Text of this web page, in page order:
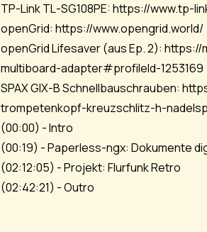
TP-Link TL-SG108PE: https://www.tp-
openGrid: https://www.opengrid.world/
openGrid Lifesaver (aus Ep. 2): https://
multiboard-adapter#profileId-1253169
SPAX GIX-B Schnellbauschrauben:
trompetenkopf-kreuzschlitz-h-
(00:00) - Intro
(00:19) - Paperless-ngx: Dokumente
(02:12:05) - Projekt: Flurfunk Retro
(02:42:21) - Outro